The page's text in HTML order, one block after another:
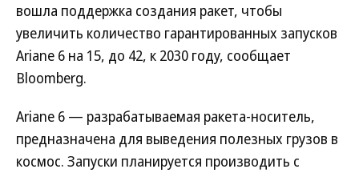
вошла поддержка создания ракет, чтобы
увеличить количество гарантированных запусков
Ariane 6 на 15, до 42, к 2030 году, сообщает
Bloomberg.
Ariane 6 — разрабатываемая ракета-носитель,
предназначена для выведения полезных грузов в
космос. Запуски планируется производить с